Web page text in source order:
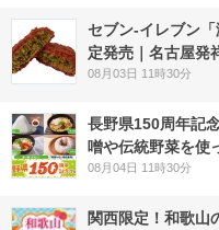
セブン-イレブン
定発売｜名古屋発
08月03日 11時30分
長野県150周年記
噌や伝統野菜を使
08月04日 11時30分
関西限定！和歌山